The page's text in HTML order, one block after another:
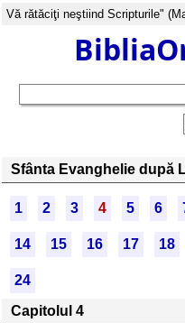
Vă rătăciţi neştiind Scripturile"
Sfânta Evanghelie după
1 2 3 4 5 6
14 15 16 17 18
24
Capitolul 4